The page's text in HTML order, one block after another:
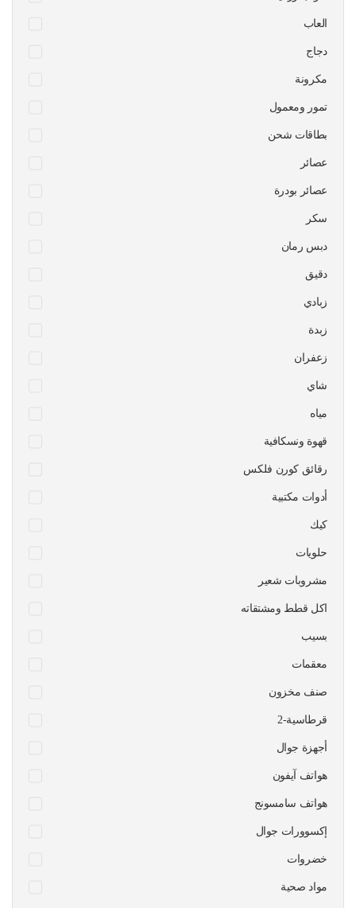
العاب
دجاج
مكرونة
تمور ومعمول
بطاقات شحن
عصائر
عصائر بودرة
سكر
دبس رمان
دقيق
زبادي
زبدة
زعفران
شاي
مياه
قهوة ونسكافية
رقائق كورن فلكس
أدوات مكتبية
كيك
حلويات
مشروبات شعير
اكل قطط ومشتقاته
بسيب
معقمات
صنف مخزون
قرطاسية-2
أجهزة جوال
هواتف آيفون
هواتف سامسونج
إكسوورات جوال
خضروات
مواد صحية